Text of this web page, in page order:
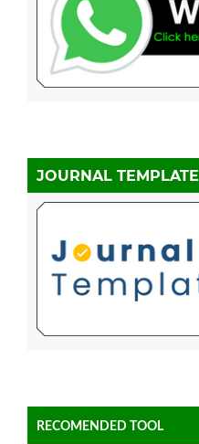
JOURNAL TEMPLATE
RECOMENDED TOOL